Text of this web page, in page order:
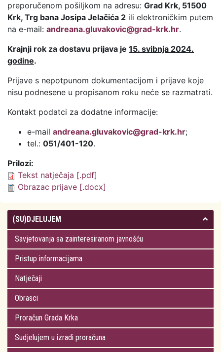
preporučenom pošiljkom na adresu: Grad Krk, 51500
Krk, Trg bana Josipa Jelačića 2 ili elektroničkim putem
na e-mail: andreana.gluvakovic@grad-krk.hr.
Krajnji rok za dostavu prijava je 15. svibnja 2024.
godine.
Prijave s nepotpunom dokumentacijom i prijave koje
nisu podnesene u propisanom roku neće se razmatrati.
Kontakt podatci za dodatne informacije:
e-mail andreana.gluvakovic@grad-krk.hr;
tel.: 051/401-120.
Prilozi:
Tekst natječaja [.pdf]
Obrazac prijave [.docx]
(SU)DJELUJEM
Savjetovanja sa zainteresiranom javnošću
Pristup informacijama
Natječaji
Obrasci
Proračun Grada Krka
Sudjelujem u izradi proračuna